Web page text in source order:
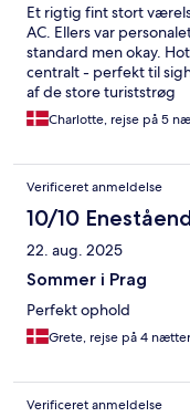
Et rigtig fint stort
AC. Ellers var
standard men okay.
centralt - perfekt til
af de store turiststrøg
Charlotte, rejse på 5
Verificeret anmeldelse
10/10
22. aug. 2025
Sommer i Prag
Perfekt ophold
Grete, rejse på 4 nætter
Verificeret anmeldelse